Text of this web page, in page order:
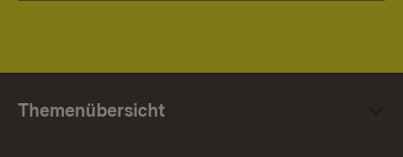
Themenübersicht